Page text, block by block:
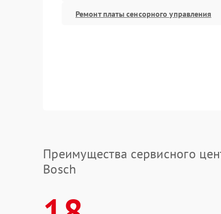
Ремонт платы сенсорного управления
Преимущества сервисного
Bosch